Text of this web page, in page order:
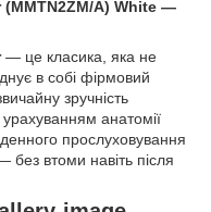
A) White —
— це класика, яка не
в собі фірмовий
зручність
анатомії
прослуховування
без втоми навіть після